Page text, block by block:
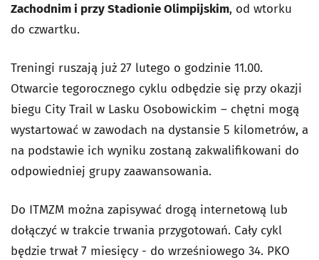
Zachodnim i przy Stadionie Olimpijskim, od wtorku
do czwartku.
Treningi ruszają już 27 lutego o godzinie 11.00.
Otwarcie tegorocznego cyklu odbędzie się przy okazji
biegu City Trail w Lasku Osobowickim – chętni mogą
wystartować w zawodach na dystansie 5 kilometrów, a
na podstawie ich wyniku zostaną zakwalifikowani do
odpowiedniej grupy zaawansowania.
Do ITMZM można zapisywać drogą internetową lub
dołączyć w trakcie trwania przygotowań. Cały cykl
będzie trwał 7 miesięcy - do wrześniowego 34. PKO